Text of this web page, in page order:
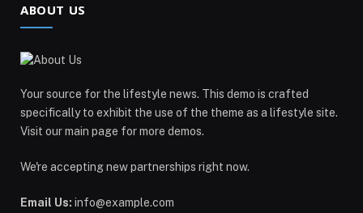
ABOUT US
Your source for the lifestyle news. This demo is crafted
specifically to exhibit the use of the theme as a lifestyle site.
Visit our main page for more demos.
We're accepting new partnerships right now.
Email Us: info@example.com